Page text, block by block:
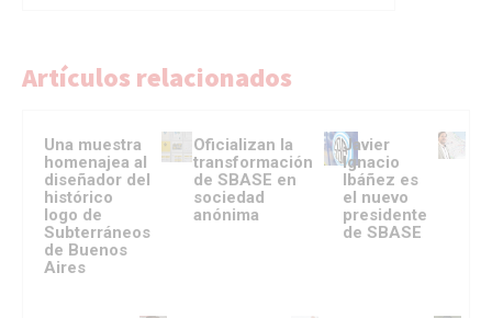
Artículos relacionados
Una muestra
homenajea al
diseñador del
histórico
logo de
Subterráneos
de Buenos
Aires
Oficializan la
transformación
de SBASE en
sociedad
anónima
Javier
Ignacio
Ibáñez es
el nuevo
presidente
de SBASE